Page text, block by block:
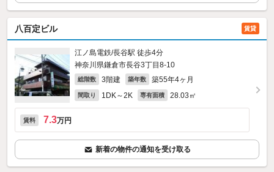
八百定ビル 賃貸
江ノ島電鉄/長谷駅 徒歩4分
神奈川県鎌倉市長谷3丁目8-10
総階数 3階建 築年数 築55年4ヶ月
間取り 1DK～2K 専有面積 28.03㎡
賃料 7.3万円
新着の物件の通知を受け取る